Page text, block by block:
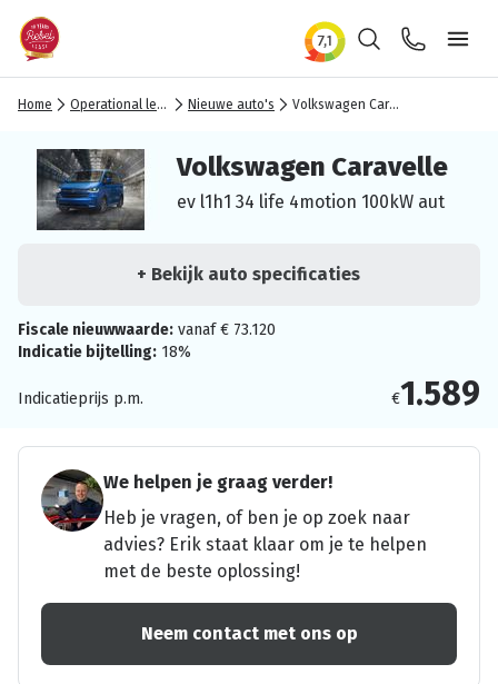
ZoekenContact
Home Operational lease Nieuwe auto's Volkswagen Caravelle
Volkswagen Caravelle
ev l1h1 34 life 4motion 100kW aut
+ Bekijk auto specificaties
Fiscale nieuwwaarde: vanaf € 73.120
Indicatie bijtelling: 18%
Indicatieprijs p.m. €1.589
We helpen je graag verder!
Heb je vragen, of ben je op zoek naar
advies? Erik staat klaar om je te helpen
met de beste oplossing!
Neem contact met ons op